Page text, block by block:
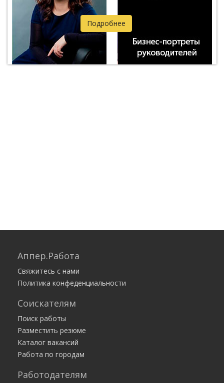
Подробнее
Аппер.Работа
Свяжитесь с нами
Политика конфеденциальности
Соискателям
Поиск работы
Разместить резюме
Каталог вакансий
Работа по городам
Работодателям